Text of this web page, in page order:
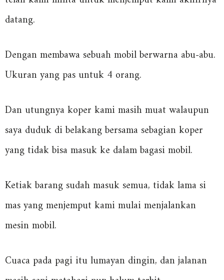
datang.
Dengan membawa sebuah mobil berwarna abu-abu.
Ukuran yang pas untuk 4 orang.
Dan utungnya koper kami masih muat walaupun
saya duduk di belakang bersama sebagian koper
yang tidak bisa masuk ke dalam bagasi mobil.
Ketiak barang sudah masuk semua, tidak lama si
mas yang menjemput kami mulai menjalankan
mesin mobil.
Cuaca pada pagi itu lumayan dingin, dan jalanan